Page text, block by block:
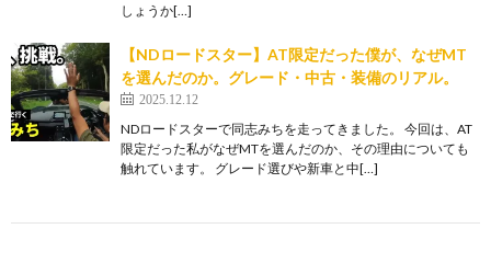
しょうか[…]
【NDロードスター】AT限定だった僕が、なぜMT
を選んだのか。グレード・中古・装備のリアル。
2025.12.12
NDロードスターで同志みちを走ってきました。 今回は、AT
限定だった私がなぜMTを選んだのか、その理由についても
触れています。 グレード選びや新車と中[…]